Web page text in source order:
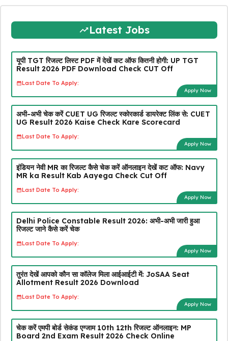
Latest Jobs
यूपी TGT रिजल्ट लिस्ट PDF में देखें कट ऑफ कितनी होगी: UP TGT
Result 2026 PDF Download Check CUT Off
Last Date To Apply:
Apply Now
अभी-अभी चेक करें CUET UG रिजल्ट स्कोरकार्ड डायरेक्ट लिंक से: CUET
UG Result 2026 Kaise Check Kare Scorecard
Last Date To Apply:
Apply Now
इंडियन नेवी MR का रिजल्ट कैसे चेक करें ऑनलाइन देखें कट ऑफ: Navy
MR ka Result Kab Aayega Check Cut Off
Last Date To Apply:
Apply Now
Delhi Police Constable Result 2026: अभी-अभी जारी हुआ
रिजल्ट जाने कैसे करें चेक
Last Date To Apply:
Apply Now
तुरंत देखें आपको कौन सा कॉलेज मिला आईआईटी में: JoSAA Seat
Allotment Result 2026 Download
Last Date To Apply:
Apply Now
चेक करें एमपी बोर्ड सेकंड एग्जाम 10th 12th रिजल्ट ऑनलाइन: MP
Board 2nd Exam Result 2026 Check Online